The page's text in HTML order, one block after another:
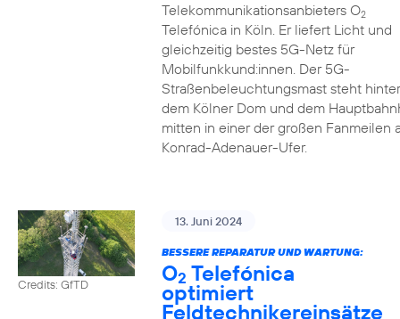
Telekommunikationsanbieters O2
Telefónica in Köln. Er liefert Licht und
gleichzeitig bestes 5G-Netz für
Mobilfunkkund:innen. Der 5G-
Straßenbeleuchtungsmast steht hinter
dem Kölner Dom und dem
mitten in einer der großen Fanmeilen
Konrad-Adenauer-Ufer.
Credits: GfTD
13. Juni 2024
BESSERE REPARATUR UND WARTUNG:
O2 Telefónica
optimiert
Feldtechnikereinsätze